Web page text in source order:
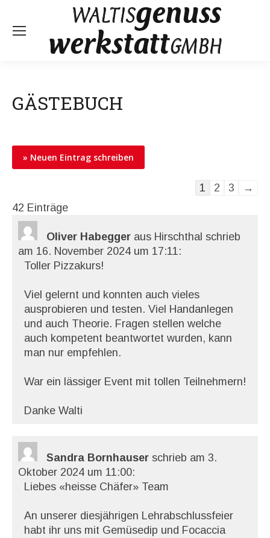
GÄSTEBUCH
Guestbook
1 2 3
→
42 Einträge
Oliver Habegger aus Hirschthal schrieb
am 16. November 2024 um 17:11:
Toller Pizzakurs!
Viel gelernt und konnten auch vieles
ausprobieren und testen. Viel Handanlegen
und auch Theorie. Fragen stellen welche
auch kompetent beantwortet wurden, kann
man nur empfehlen.
War ein lässiger Event mit tollen Teilnehmern!
Danke Walti
Sandra Bornhauser schrieb am 3.
Oktober 2024 um 11:00:
Liebes «heisse Chäfer» Team
An unserer diesjährigen Lehrabschlussfeier
habt ihr uns mit Gemüsedip und Focaccia